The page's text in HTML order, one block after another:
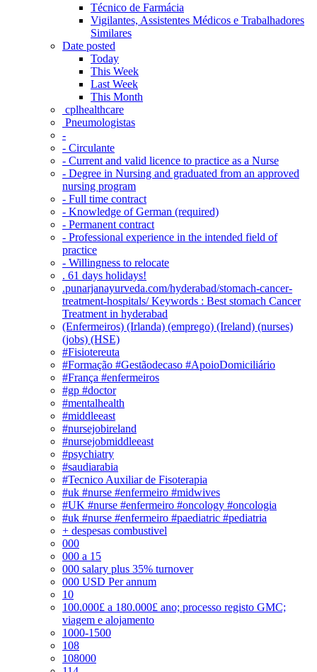
Técnico de Farmácia
Vigilantes, Assistentes Médicos e Trabalhadores
Similares
Date posted
Today
This Week
Last Week
This Month
‎ cplhealthcare‬
Pneumologistas
-
- Circulante
- Current and valid licence to practice as a Nurse
- Degree in Nursing and graduated from an approved
nursing program
- Full time contract
- Knowledge of German (required)
- Permanent contract
- Professional experience in the intended field of
practice
- Willingness to relocate
. 61 days holidays!
.punarjanayurveda.com/hyderabad/stomach-cancer-
treatment-hospitals/ Keywords : Best stomach Cancer
Treatment in hyderabad
(Enfermeiros) (Irlanda) (emprego) (Ireland) (nurses)
(jobs) (HSE)
#Fisiotereuta
#Formação #Gestãodecaso #ApoioDomiciliário
#França #enfermeiros
#gp #doctor
#mentalhealth
#middleeast
#nursejobireland
#nursejobmiddleeast
#psychiatry
#saudiarabia
#Tecnico Auxiliar de Fisoterapia
#uk #nurse #enfermeiro #midwives
#UK #nurse #enfermeiro #oncology #oncologia
#uk #nurse #enfermeiro #paediatric #pediatria
+ despesas combustivel
000
000 a 15
000 salary plus 35% turnover
000 USD Per annum
10
100.000£ a 180.000£ ano; processo registo GMC;
viagem e alojamento
1000-1500
108
108000